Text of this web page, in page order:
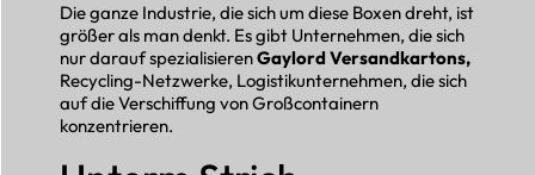
Die ganze Industrie, die sich um diese Boxen dreht, ist
größer als man denkt. Es gibt Unternehmen, die sich
nur darauf spezialisierenGaylord Versandkartons,
Recycling-Netzwerke, Logistikunternehmen, die sich
auf die Verschiffung von Großcontainern
konzentrieren.